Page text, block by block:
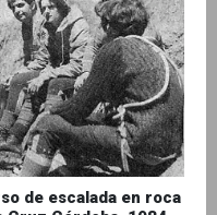
de escalada en roca